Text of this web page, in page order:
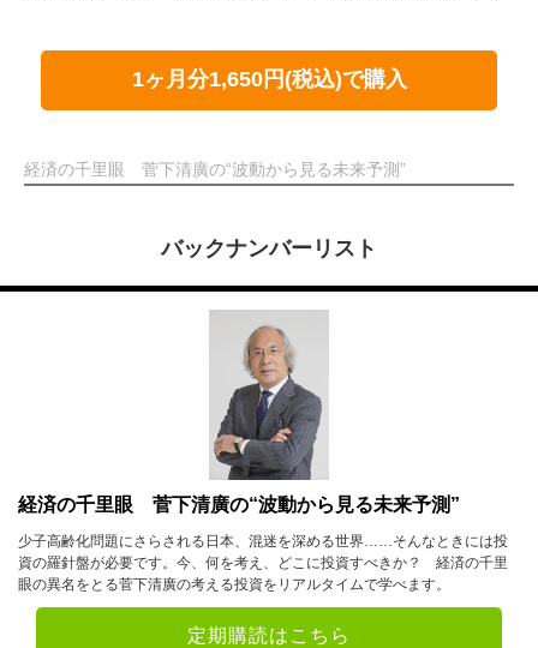
1ヶ月分1,650円(税込)で購入
経済の千里眼 菅下清廣の“波動から見る未来予測”
バックナンバーリスト
経済の千里眼 菅下清廣の“波動から見る未来予測”
少子高齢化問題にさらされる日本、混迷を深める世界……そんなときには投
資の羅針盤が必要です。今、何を考え、どこに投資すべきか？ 経済の千里
眼の異名をとる菅下清廣の考える投資をリアルタイムで学べます。
定期購読はこちら